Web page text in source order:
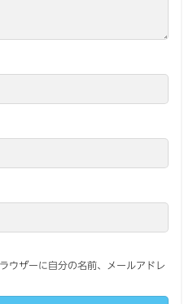
ウザーに自分の名前、メールアドレ